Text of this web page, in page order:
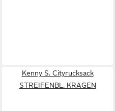
Kenny S. Cityrucksack
STREIFENBL. KRAGEN